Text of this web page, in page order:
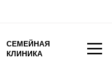
СЕМЕЙНАЯ
КЛИНИКА